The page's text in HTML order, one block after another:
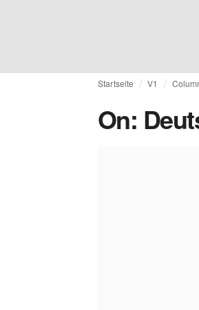
Startseite V1
On: